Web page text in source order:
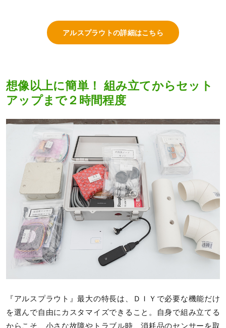
アルスプラウトの詳細はこちら
想像以上に簡単！ 組み立てからセット
アップまで２時間程度
『アルスプラウト』最大の特長は、ＤＩＹで必要な機能だけ
を選んで自由にカスタマイズできること。自身で組み立てる
からこそ、小さな故障やトラブル時、消耗品のセンサーを取